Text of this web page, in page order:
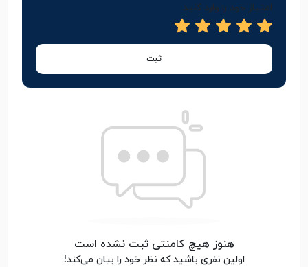
امتیاز خود را وارد کنید
ثبت
هنوز هیچ کامنتی ثبت نشده است
اولین نفری باشید که نظر خود را بیان می‌کند!